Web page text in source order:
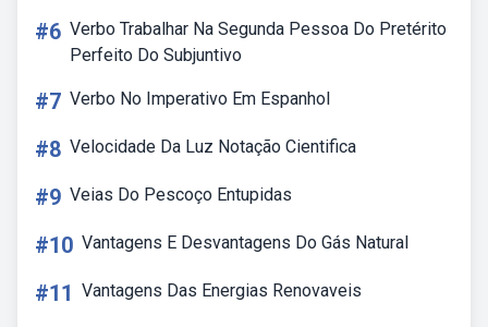
#6 Verbo Trabalhar Na Segunda Pessoa Do Pretérito
Perfeito Do Subjuntivo
#7 Verbo No Imperativo Em Espanhol
#8 Velocidade Da Luz Notação Cientifica
#9 Veias Do Pescoço Entupidas
#10 Vantagens E Desvantagens Do Gás Natural
#11 Vantagens Das Energias Renovaveis